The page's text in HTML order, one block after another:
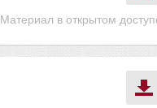
Материал в открытом